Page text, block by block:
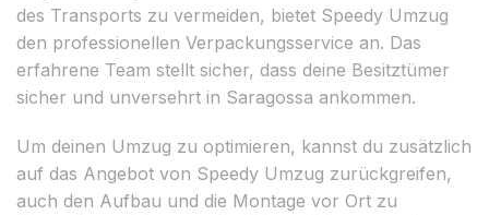
des Transports zu vermeiden, bietet Speedy Umzug
den professionellen Verpackungsservice an. Das
erfahrene Team stellt sicher, dass deine Besitztümer
sicher und unversehrt in Saragossa ankommen.
Um deinen Umzug zu optimieren, kannst du zusätzlich
auf das Angebot von Speedy Umzug zurückgreifen,
auch den Aufbau und die Montage vor Ort zu